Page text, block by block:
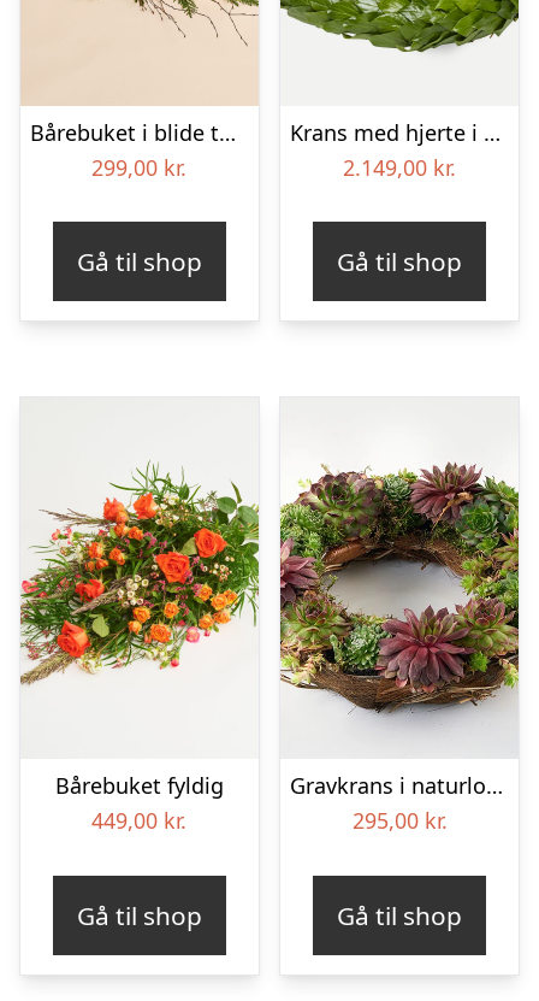
Bårebuket i blide toner
299,00 kr.
Gå til shop
Krans med hjerte i klassisk stil – rød og hvid
2.149,00 kr.
Gå til shop
Bårebuket fyldig
449,00 kr.
Gå til shop
Gravkrans i naturlook – Blomster til begravelse
295,00 kr.
Gå til shop